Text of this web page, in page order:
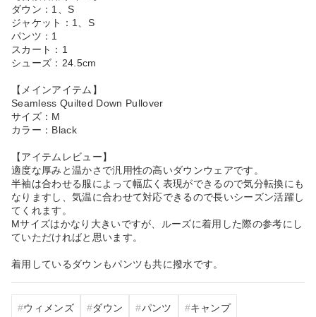
ダウン：1、S
ジャケット：1、S
パンツ：1
スカート：1
シューズ：24.5cm
【メインアイテム】
Seamless Quilted Down Pullover
サイズ：M
カラー：Black
【アイテムレビュー】
適度な厚みと温かさで汎用性の高いダウンウェアです。
半袖は合わせる服によって幅広く表現ができるので気分転換にも
なりますし、気温に合わせて対応できるので長いシーズン活躍し
てくれます。
Mサイズはかなり大きいですが、ルーズに着用した際の参考にし
ていただければと思います。
着用しているダウンもパンツも共に撥水です。
ウィメンズ ダウン パンツ キャンプ